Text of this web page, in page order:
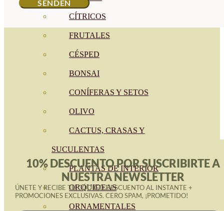
CÍTRICOS
FRUTALES
CÉSPED
BONSAI
CONÍFERAS Y SETOS
OLIVO
CACTUS, CRASAS Y
SUCULENTAS
PLANTAS DE INTERIOR
ORQUIDEAS
ORNAMENTALES
10% DESCUENTO POR SUSCRIBIRTE A
NUESTRA NEWSLETTER
ÚNETE Y RECIBE TU CÓDIGO DESCUENTO AL INSTANTE +
PROMOCIONES EXCLUSIVAS. CERO SPAM, ¡PROMETIDO!